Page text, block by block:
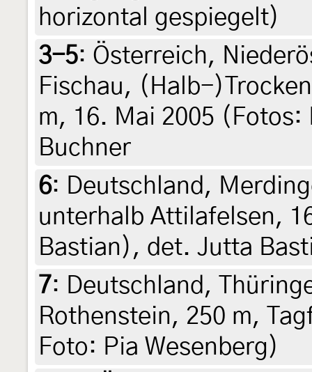
horizontal gespiegelt)
3-5: Österreich,
Fischau, (Halb-
m, 16. Mai 2005
Buchner
6: Deutschland,
unterhalb Attilafelsen,
Bastian), det. Jutta
7: Deutschland,
Rothenstein, 250 m,
Foto: Pia Wesenberg)